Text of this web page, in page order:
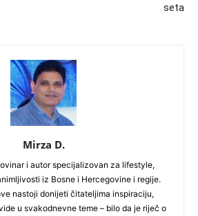
seta
Mirza D.
i autor specijalizovan za lifestyle,
iz Bosne i Hercegovine i regije.
nastoji donijeti čitateljima inspiraciju,
u svakodnevne teme – bilo da je riječ o